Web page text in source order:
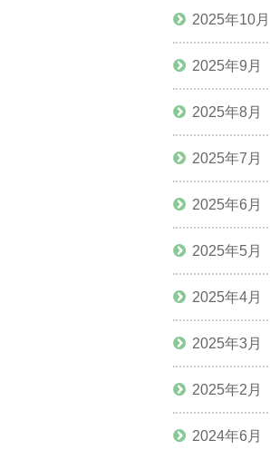
2025年10月
2025年9月
2025年8月
2025年7月
2025年6月
2025年5月
2025年4月
2025年3月
2025年2月
2024年6月